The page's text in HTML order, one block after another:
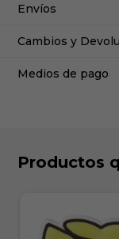
Envíos
Cambios y
Medios de pago
Productos